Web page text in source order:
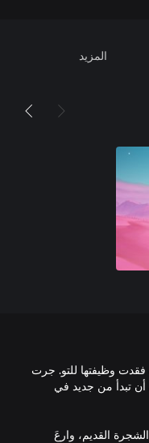
المزيد
وظيفتها للتو. جرت
أن تبدأ من جديد في
القديم، وارعَ